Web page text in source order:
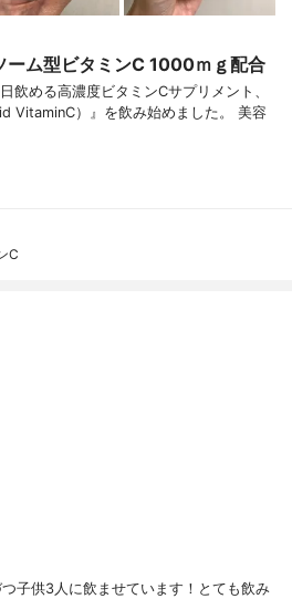
ーム型ビタミンC 1000ｍｇ配合
飲める高濃度ビタミンCサプリメント、
VitaminC）』を飲み始めました。 美容
C
子供3人に飲ませています！とても飲み